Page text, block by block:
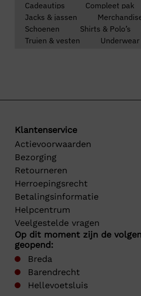
Cadeautips
Compleet pak
Jacks & jassen
Schoenen
Shirts & Polo’s
Truien & vesten
Underwear
Klantenservice
Actievoorwaarden
Bezorging
Retourneren
Herroepingsrecht
Betalingsinformatie
Helpcentrum
Veelgestelde vragen
Op dit moment zijn de
geopend:
Breda
Barendrecht
Hellevoetsluis